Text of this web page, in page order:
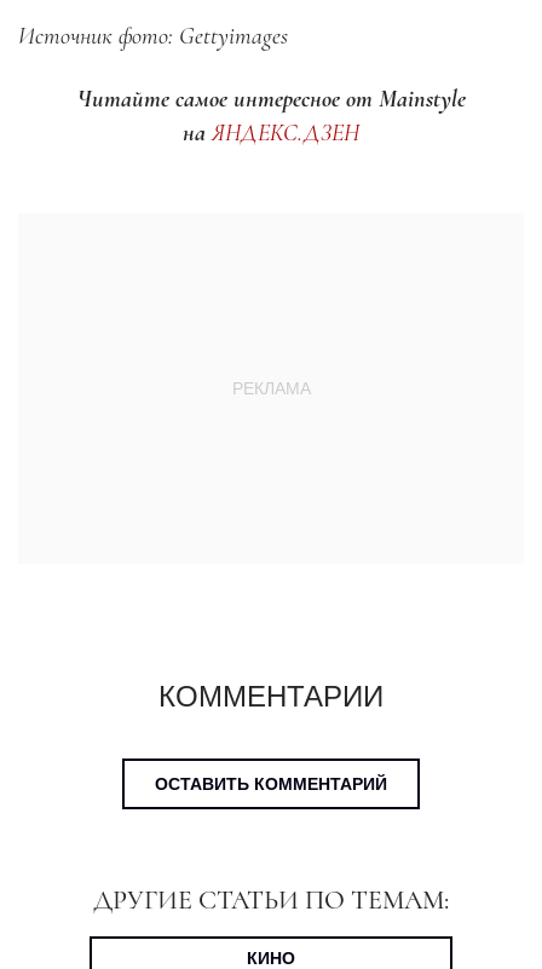
Источник фото: Gettyimages
Читайте самое интересное от Mainstyle
наЯНДЕКС.ДЗЕН
КОММЕНТАРИИ
ОСТАВИТЬ КОММЕНТАРИЙ
ДРУГИЕ СТАТЬИ ПО ТЕМАМ:
КИНО